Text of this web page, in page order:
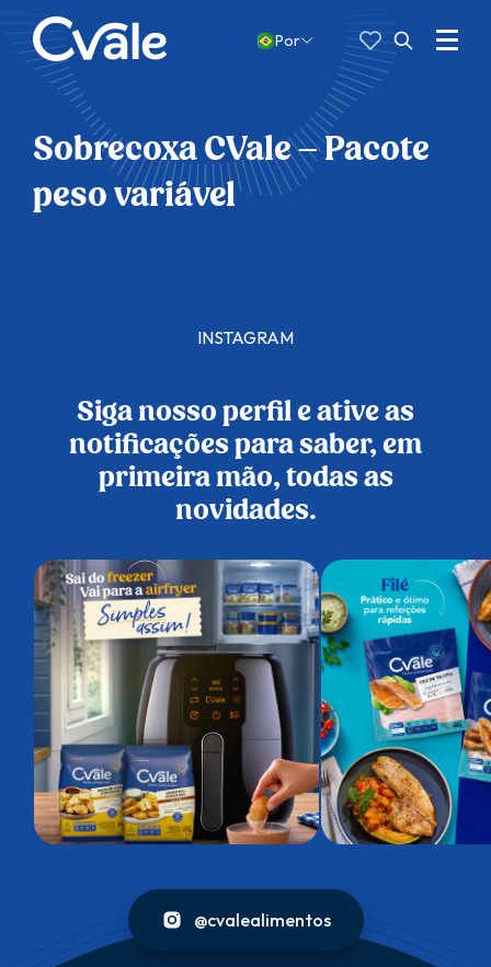
Por
por:
Abrir
Menu
Sobrecoxa CVale – Pacote
peso variável
INSTAGRAM
Siga nosso perfil e ative as
notificações para saber, em
primeira mão, todas as
novidades.
@cvalealimentos